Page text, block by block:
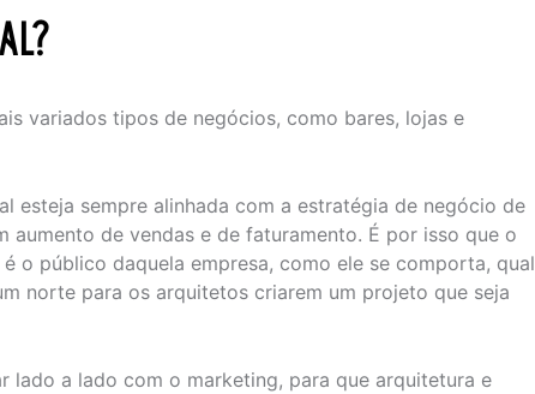
variados tipos de negócios, como bares, lojas e
esteja sempre alinhada com a estratégia de negócio de
aumento de vendas e de faturamento. É por isso que o
o público daquela empresa, como ele se comporta, qual
norte para os arquitetos criarem um projeto que seja
lado a lado com o marketing, para que arquitetura e